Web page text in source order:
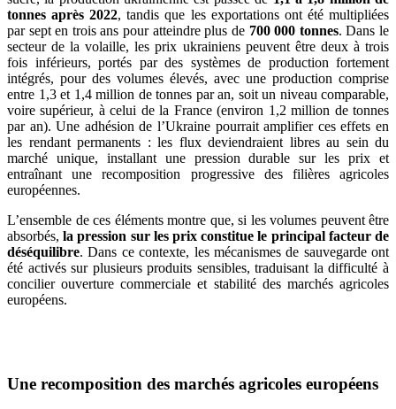
tonnes après 2022, tandis que les exportations ont été multipliées
par sept en trois ans pour atteindre plus de 700 000 tonnes. Dans le
secteur de la volaille, les prix ukrainiens peuvent être deux à trois
fois inférieurs, portés par des systèmes de production fortement
intégrés, pour des volumes élevés, avec une production comprise
entre 1,3 et 1,4 million de tonnes par an, soit un niveau comparable,
voire supérieur, à celui de la France (environ 1,2 million de tonnes
par an). Une adhésion de l’Ukraine pourrait amplifier ces effets en
les rendant permanents : les flux deviendraient libres au sein du
marché unique, installant une pression durable sur les prix et
entraînant une recomposition progressive des filières agricoles
européennes.
L’ensemble de ces éléments montre que, si les volumes peuvent être
absorbés,la pression sur les prix constitue le principal facteur de
déséquilibre. Dans ce contexte, les mécanismes de sauvegarde ont
été activés sur plusieurs produits sensibles, traduisant la difficulté à
concilier ouverture commerciale et stabilité des marchés agricoles
européens.
Une recomposition des marchés agricoles européens